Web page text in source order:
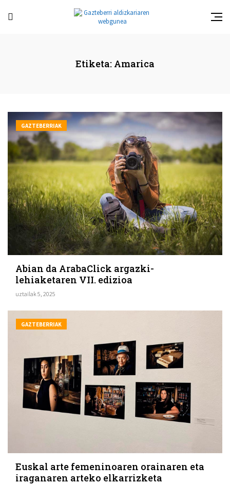
Etiketa: Amarica
GAZTEBERRIAK
Abian da ArabaClick argazki-
lehiaketaren VII. edizioa
uztailak 5, 2025
GAZTEBERRIAK
Euskal arte femeninoaren orainaren eta
iraganaren arteko elkarrizketa